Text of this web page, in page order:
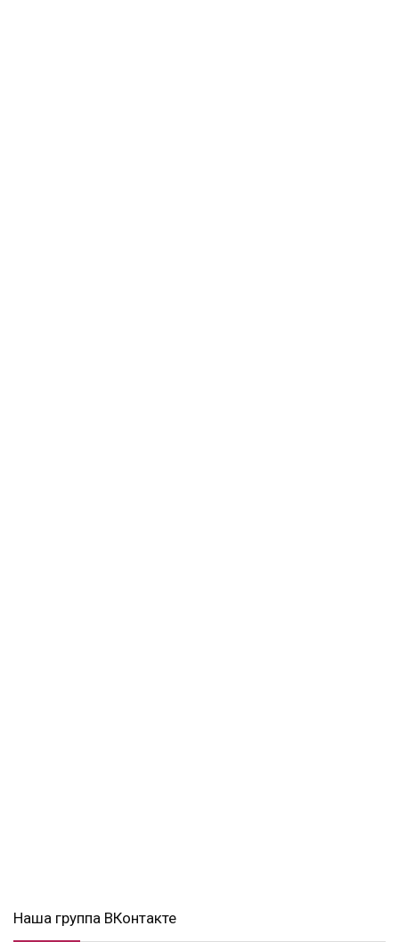
Наша группа ВКонтакте